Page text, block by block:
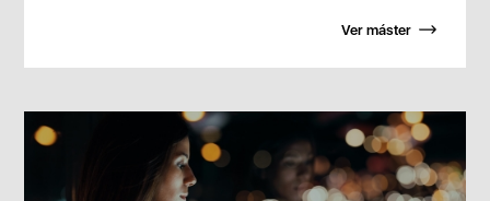
Ver máster